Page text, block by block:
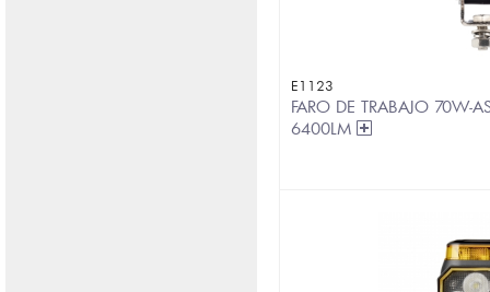
E1123
FARO DE TRABAJO 70W-
6400LM